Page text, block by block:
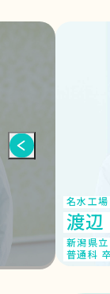
名水工
渡
新潟県
普通科 卒